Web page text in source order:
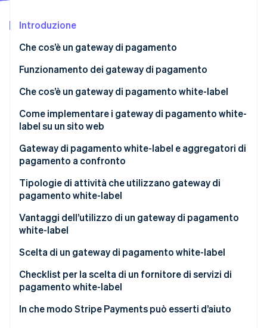
Radar
Costituzione di start-up
Rimozione del carbonio
Identity
Verifica online dell'identità
Stripe Sessions 2026
Guarda ora
Partner
Stripe App Marketplace
Introduzione
Che cos’è un gateway di pagamento
Funzionamento dei gateway di pagamento
Che cos’è un gateway di pagamento white-label
Come implementare i gateway di pagamento white-
label su un sito web
Gateway di pagamento white-label e aggregatori di
pagamento a confronto
Tipologie di attività che utilizzano gateway di
pagamento white-label
Vantaggi dell’utilizzo di un gateway di pagamento
white-label
Controllo e personalizzazione
Efficienza di costi e tempi
Sicurezza e conformità
Scelta di un gateway di pagamento white-label
Obiettivi ed esigenze aziendali
Costi e benefici
Fornitori e prodotti
Checklist per la scelta di un fornitore di servizi di
pagamento white-label
In che modo Stripe Payments può esserti d’aiuto